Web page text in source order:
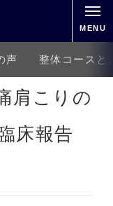
MENU
声 整体コースと
駅 腰痛肩こりのあいにぃ整体 週刊臨床報告
こりの
床報告